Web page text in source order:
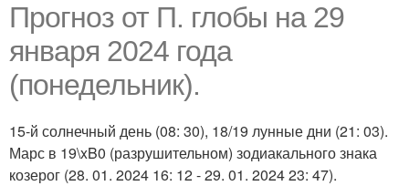
Прогноз от П. глобы на 29
января 2024 года
(понедельник).
15-й солнечный день (08: 30), 18/19 лунные дни (21: 03).
Марс в 19\xB0 (разрушительном) зодиакального знака
козерог (28. 01. 2024 16: 12 - 29. 01. 2024 23: 47).